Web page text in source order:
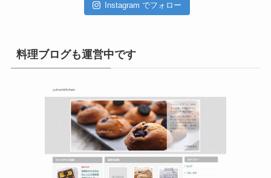
Instagram でフォロー
料理ブログも運営中です